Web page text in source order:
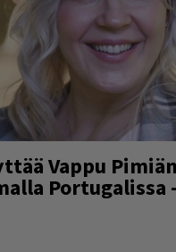
Vappu Pimiän
Portugalissa